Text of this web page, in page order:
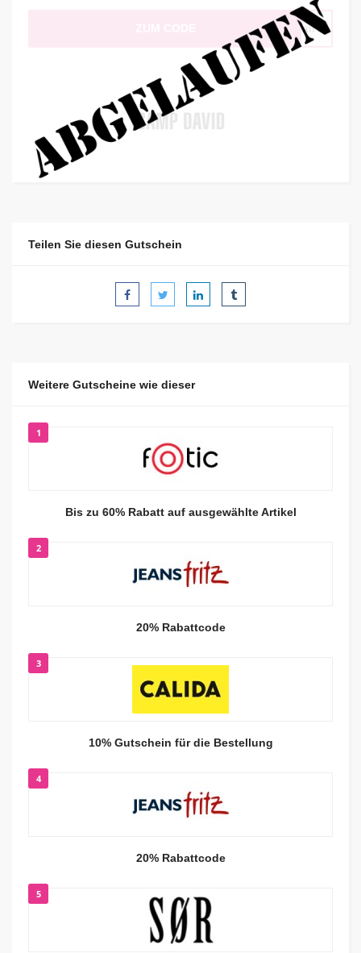
Mail
Teilen Sie diesen Gutschein
Weitere Gutscheine wie dieser
1
Bis zu 60% Rabatt auf ausgewählte Artikel
2
20% Rabattcode
3
10% Gutschein für die Bestellung
4
20% Rabattcode
5